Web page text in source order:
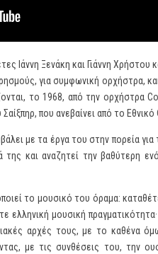
Ιάννη Ξενάκη και Γιάννη
για συμφωνική ορχήστρα,
το 1968, από την ορχήστρα
Σαίξπηρ, που ανεβαίνει από το
με τα έργα του στην πορεία
της και αναζητεί την βαθύτερη
το μουσικό του όραμα:
ελληνική μουσική
αρχές τους, με το καθένα
με τις συνθέσεις του, την